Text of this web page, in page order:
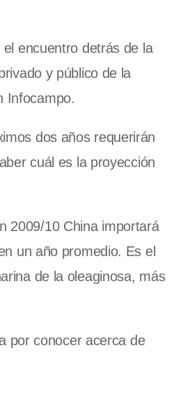
encuentro detrás de la
y público de la
Infocampo.
dos años requerirán
cuál es la proyección
2009/10 China importará
un año promedio. Es el
de la oleaginosa, más
por conocer acerca de